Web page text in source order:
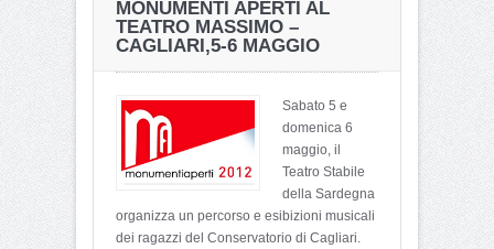
MONUMENTI APERTI AL
TEATRO MASSIMO –
CAGLIARI,5-6 MAGGIO
Sabato 5 e
domenica 6
maggio, il
Teatro Stabile
della Sardegna
organizza un percorso e esibizioni musicali
dei ragazzi del Conservatorio di Cagliari.